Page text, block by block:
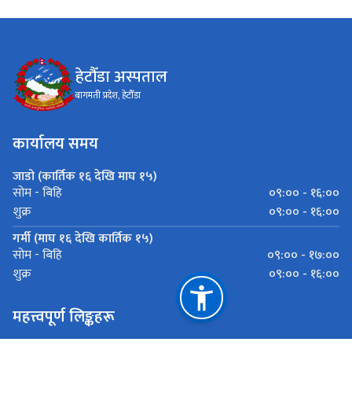
हेटौँडा अस्पताल
बागमती प्रदेश, हेटौँडा
कार्यालय समय
जाडो (कार्तिक १६ देखि माघ १५)
सोम - बिहि
०९:०० - १६:००
शुक्र
०९:०० - १६:००
गर्मी (माघ १६ देखि कार्तिक १५)
सोम - बिहि
०९:०० - १७:००
शुक्र
०९:०० - १६:००
महत्त्वपूर्ण लिङ्कहरू